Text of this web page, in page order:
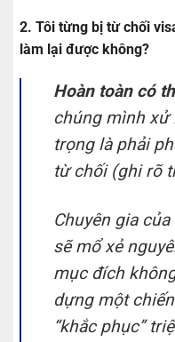
2. Tôi từng bị từ chối
làm lại được không?
Hoàn toàn có
chúng mình xử
trọng là phải
từ chối (ghi rõ
Chuyên gia
sẽ mổ xẻ
mục đích
dựng một
“khắc phục”